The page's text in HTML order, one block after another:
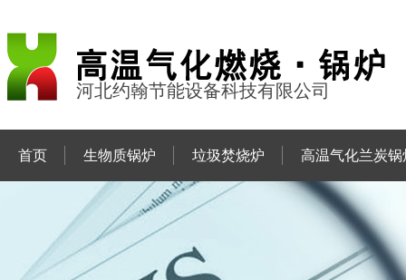
河北约翰节能设备科技有限公司
首页 生物质锅炉 垃圾焚烧炉 高温气化兰炭锅